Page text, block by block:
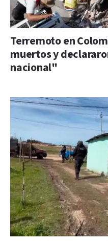
Terremoto en
muertos y
nacional"